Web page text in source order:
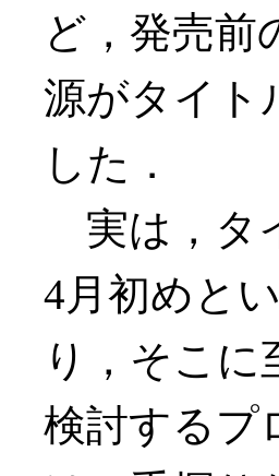
ど，発売前
源がタイト
した．
実は，タ
4月初めと
り，そこ
検討するプ